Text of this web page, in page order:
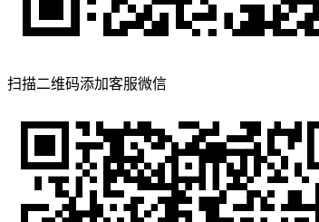
扫描二维码添加客服微信